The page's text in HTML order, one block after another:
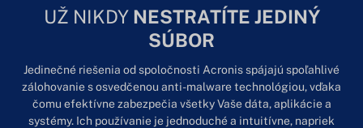
UŽ NIKDY NESTRATÍTE JEDINÝ
SÚBOR
Jedinečné riešenia od spoločnosti Acronis spájajú spoľahlivé
zálohovanie s osvedčenou anti-malware technológiou, vďaka
čomu efektívne zabezpečia všetky Vaše dáta, aplikácie a
systémy. Ich používanie je jednoduché a intuitívne, napriek